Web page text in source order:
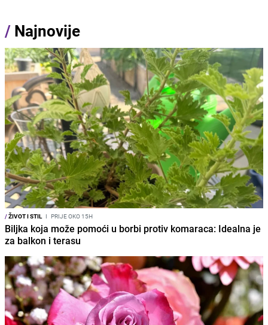
/ Najnovije
/ŽIVOT I STIL I PRIJE OKO 15H
Biljka koja može pomoći u borbi protiv komaraca: Idealna je
za balkon i terasu